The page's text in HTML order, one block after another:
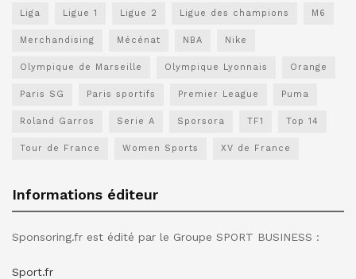
Liga Ligue 1 Ligue 2 Ligue des champions M6
Merchandising Mécénat NBA Nike
Olympique de Marseille Olympique Lyonnais Orange
Paris SG Paris sportifs Premier League Puma
Roland Garros Serie A Sporsora TF1 Top 14
Tour de France Women Sports XV de France
Informations éditeur
Sponsoring.fr est édité par le Groupe SPORT BUSINESS :
Sport.fr